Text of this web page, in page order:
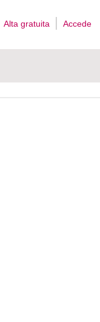
Alta gratuita Accede